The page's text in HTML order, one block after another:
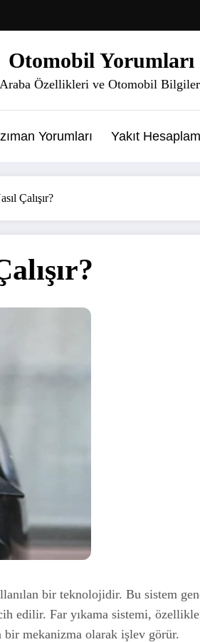
Otomobil Yorumları
Araba Özellikleri ve Otomobil
Yorumları Yakıt
Çalışır?
bir teknolojidir. Bu sistem
edilir. Far yıkama sistemi, özellikle
bir mekanizma olarak işlev görür.